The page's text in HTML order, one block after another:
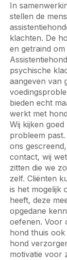
In
stellen de
klachten. De
en getraind
psychische
aangeven van
bieden echt
werkt met
Wij kijken
probleem
ons
contact, wij
zitten die we
zelf. Cliënten
is het mogelijk
heeft, deze
opgedane
oefenen. Voor
hond thuis ook
hond
motivatie voor